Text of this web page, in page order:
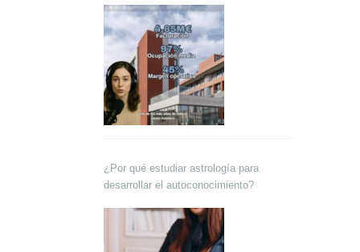
¿Por qué estudiar astrología para
desarrollar el autoconocimiento?